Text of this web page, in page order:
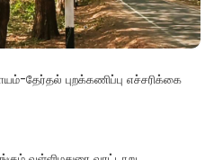
தேர்தல் புறக்கணிப்பு எச்சரிக்கை